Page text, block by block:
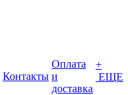
Контакты
Оплата
и
доставка
+
ЕЩЕ